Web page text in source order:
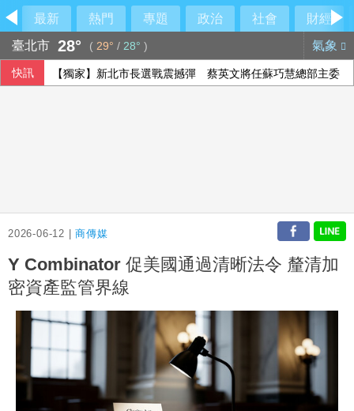
最新 熱門 專題 政治 社會
財經
臺北市 28° ( 29° / 28° ) 氣象
快訊 【獨家】新北市長選戰震撼彈 蔡英文將任蘇巧慧總部主委
2026-06-12 |商傳媒
Y Combinator 促美國通過清晰法令 釐清加
密資產監管界線